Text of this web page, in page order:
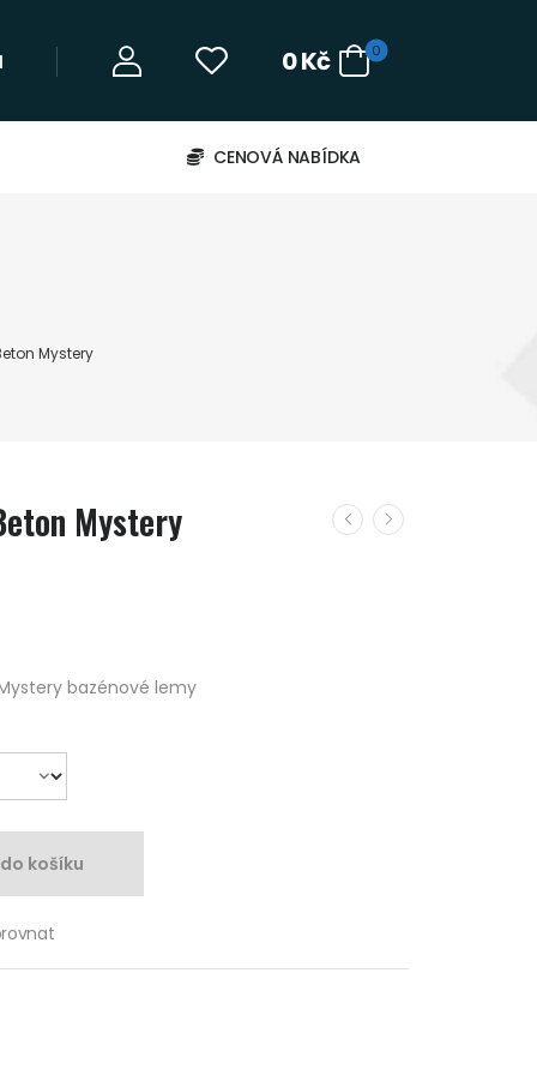
0Kč 0
CENOVÁ NABÍDKA
Mystery
Mystery
bazénové lemy
košíku